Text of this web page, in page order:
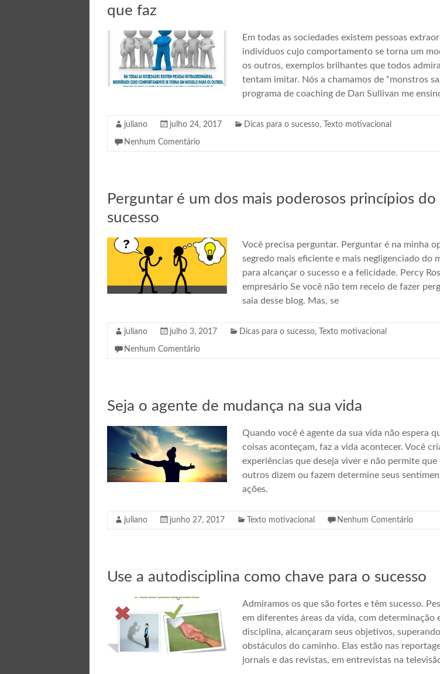
que faz
Em todas as sociedades existem pessoas
indivíduos cujo comportamento se torna um
os outros, exemplos brilhantes que todos
tentam imitar. Nós a chamamos de “monstros
programa de coaching de Dan Sullivan me
juliano julho 24, 2017 Dicas para o sucesso, Texto motivacional
Nenhum Comentário
Perguntar é um dos mais poderosos princípios do
sucesso
Você precisa perguntar. Perguntar é na minha
segredo mais eficiente e mais negligenciado do
para alcançar o sucesso e a felicidade. Percy
empresário Se você não tem receio de fazer
saia desse blog. Mas, se
juliano julho 3, 2017 Dicas para o sucesso, Texto motivacional
Nenhum Comentário
Seja o agente de mudança na sua vida
Quando você é agente da sua vida não espera
coisas aconteçam, faz a vida acontecer. Você
experiências que deseja viver e não permite que
outros dizem ou fazem determine seus
ações.
juliano junho 27, 2017 Texto motivacional Nenhum Comentário
Use a autodisciplina como chave para o sucesso
Admiramos os que são fortes e têm sucesso.
em diferentes áreas da vida, com determinação
disciplina, alcançaram seus objetivos,
obstáculos do caminho. Elas estão nas
jornais e das revistas, em entrevistas na